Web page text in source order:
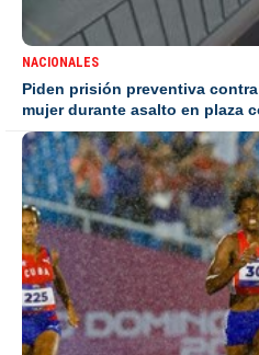
NACIONALES
Piden prisión preventiva
mujer durante asalto en plaza